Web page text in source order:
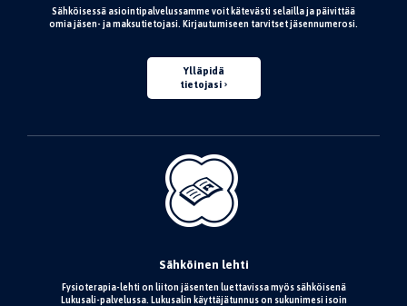
Sähköisessä asiointipalvelussamme voit kätevästi selailla ja päivittää
omia jäsen- ja maksutietojasi. Kirjautumiseen tarvitset jäsennumerosi.
Ylläpidä
tietojasi
Sähköinen lehti
Fysioterapia-lehti on liiton jäsenten luettavissa myös sähköisenä
Lukusali-palvelussa. Lukusalin käyttäjätunnus on sukunimesi isoin